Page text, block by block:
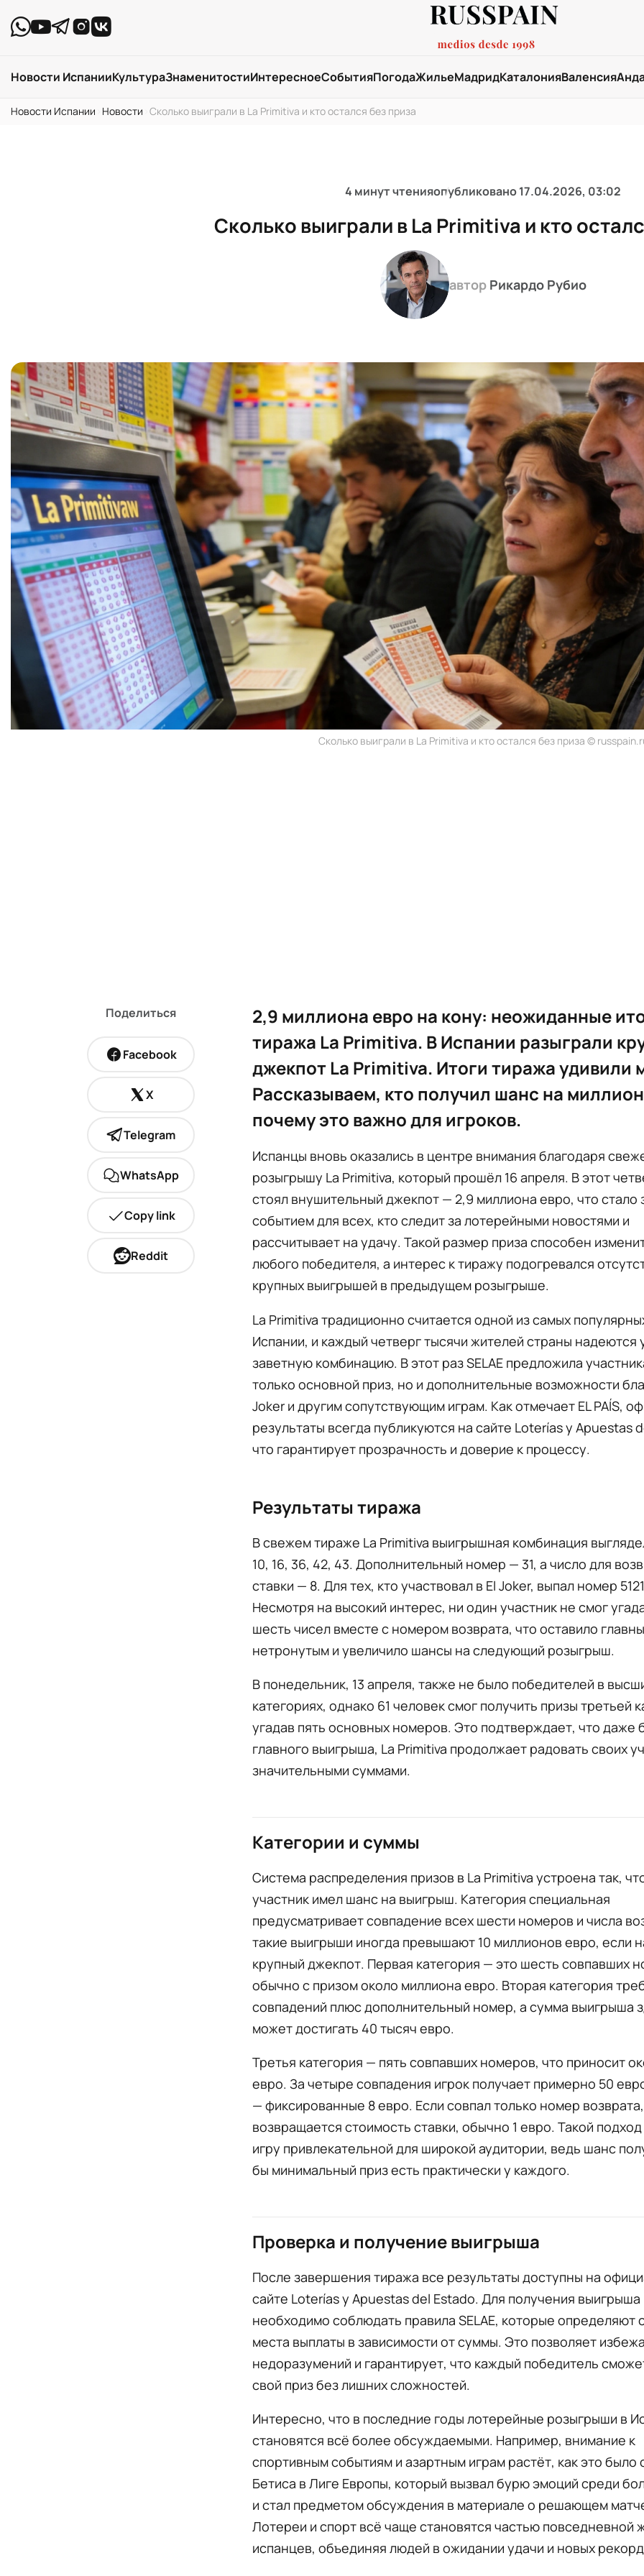
Новости ИспанииКультураЗнаменитостиИнтересноеСобытияПогодаЖильеМадридКаталонияВаленсия
Новости Испании Новости Сколько выиграли в La Primitiva и кто остался без приза
4 минут чтенияопубликовано17.04.2026, 03:02
Сколько выиграли в La Primitiva и кто
автор Рикардо Рубио
Сколько выиграли в La Primitiva и кто остался без приза ©
Поделиться
Facebook
X
Telegram
WhatsApp
Copy link
Reddit
2,9 миллиона евро на кону: неожиданные
тиража La Primitiva. В Испании разыграли
джекпот La Primitiva. Итоги тиража удивили
Рассказываем, кто получил шанс на
почему это важно для игроков.
Испанцы вновь оказались в центре внимания благодаря
розыгрышу La Primitiva, который прошёл 16 апреля. В этот
стоял внушительный джекпот — 2,9 миллиона евро, что стало
событием для всех, кто следит за лотерейными новостями и
рассчитывает на удачу. Такой размер приза способен
любого победителя, а интерес к тиражу подогревался
крупных выигрышей в предыдущем розыгрыше.
La Primitiva традиционно считается одной из самых
Испании, и каждый четверг тысячи жителей страны надеются
заветную комбинацию. В этот раз SELAE предложила
только основной приз, но и дополнительные возможности
Joker и другим сопутствующим играм. Как отмечает EL PAÍS,
результаты всегда публикуются на сайте Loterías y Apuestas
что гарантирует прозрачность и доверие к процессу.
Результаты тиража
В свежем тираже La Primitiva выигрышная комбинация
10, 16, 36, 42, 43. Дополнительный номер — 31, а число для
ставки — 8. Для тех, кто участвовал в El Joker, выпал номер
Несмотря на высокий интерес, ни один участник не смог
шесть чисел вместе с номером возврата, что оставило
нетронутым и увеличило шансы на следующий розыгрыш.
В понедельник, 13 апреля, также не было победителей в
категориях, однако 61 человек смог получить призы третьей
угадав пять основных номеров. Это подтверждает, что даже
главного выигрыша, La Primitiva продолжает радовать своих
значительными суммами.
Категории и суммы
Система распределения призов в La Primitiva устроена так,
участник имел шанс на выигрыш. Категория специальная
предусматривает совпадение всех шести номеров и числа
такие выигрыши иногда превышают 10 миллионов евро, если
крупный джекпот. Первая категория — это шесть совпавших
обычно с призом около миллиона евро. Вторая категория
совпадений плюс дополнительный номер, а сумма выигрыша
может достигать 40 тысяч евро.
Третья категория — пять совпавших номеров, что приносит
евро. За четыре совпадения игрок получает примерно 50
— фиксированные 8 евро. Если совпал только номер возврата,
возвращается стоимость ставки, обычно 1 евро. Такой
игру привлекательной для широкой аудитории, ведь шанс
бы минимальный приз есть практически у каждого.
Проверка и получение выигрыша
После завершения тиража все результаты доступны на
сайте Loterías y Apuestas del Estado. Для получения выигрыша
необходимо соблюдать правила SELAE, которые определяют
места выплаты в зависимости от суммы. Это позволяет
недоразумений и гарантирует, что каждый победитель
свой приз без лишних сложностей.
Интересно, что в последние годы лотерейные розыгрыши в
становятся всё более обсуждаемыми. Например, внимание к
спортивным событиям и азартным играм растёт, как это было
Бетиса в Лиге Европы, который вызвал бурю эмоций среди
и стал предметом обсуждения в материале о решающем
Лотереи и спорт всё чаще становятся частью повседневной
испанцев, объединяя людей в ожидании удачи и новых